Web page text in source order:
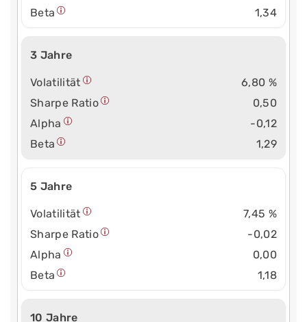
Beta
1,34
3 Jahre
Volatilität
6,80 %
Sharpe Ratio
0,50
Alpha
-0,12
Beta
1,29
5 Jahre
Volatilität
7,45 %
Sharpe Ratio
-0,02
Alpha
0,00
Beta
1,18
10 Jahre